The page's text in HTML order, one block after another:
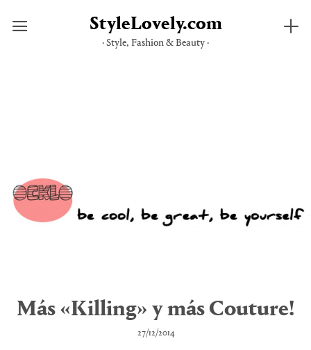
StyleLovely.com
· Style, Fashion & Beauty ·
Más «Killing» y más Couture!
27/12/2014